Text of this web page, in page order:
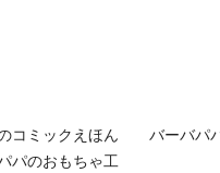
コミックえほん
パのおもちゃ工
バーバパ